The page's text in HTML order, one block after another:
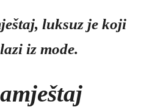
luksuz je koji
iz mode.